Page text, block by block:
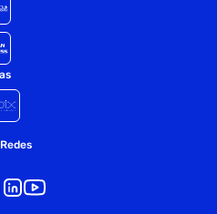
Transforme Suas Anotações
Marca-Texto?
Permitindo Destaque Em